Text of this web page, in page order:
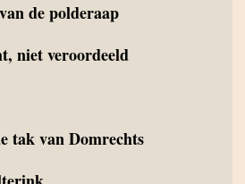
de polderaap
niet veroordeeld
tak van Domrechts